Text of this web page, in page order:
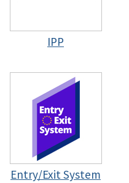
IPP
Entry/Exit System